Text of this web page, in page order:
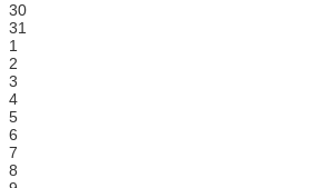
30
31
1
2
3
4
5
6
7
8